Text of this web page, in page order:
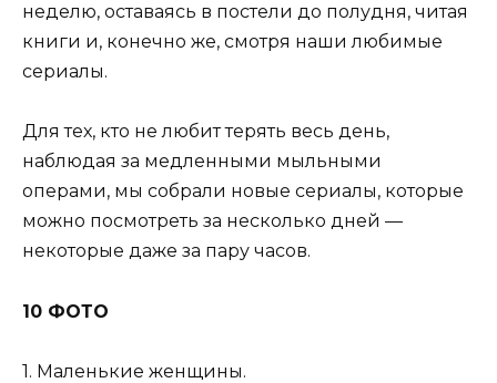
неделю, оставаясь в постели до полудня, читая
книги и, конечно же, смотря наши любимые
сериалы.
Для тех, кто не любит терять весь день,
наблюдая за медленными мыльными
операми, мы собрали новые сериалы, которые
можно посмотреть за несколько дней —
некоторые даже за пару часов.
10 ФОТО
1. Маленькие женщины.